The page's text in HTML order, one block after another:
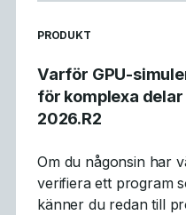
READ MORE ARTICLES
PRODUKT
Varför GPU-
för komplexa
2026.R2
Om du någonsin har
verifiera ett program
känner du redan till